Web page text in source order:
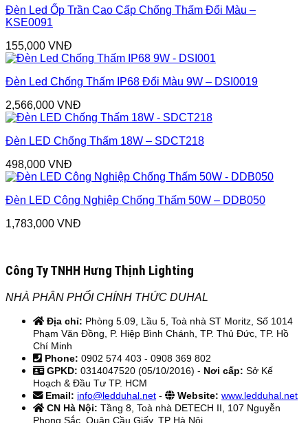
Đèn Led Ốp Trần Cao Cấp Chống Thấm Đổi Màu –
KSE0091
155,000 VNĐ
Đèn Led Chống Thấm IP68 Đổi Màu 9W – DSI0019
2,566,000 VNĐ
Đèn LED Chống Thấm 18W – SDCT218
498,000 VNĐ
Đèn LED Công Nghiệp Chống Thấm 50W – DDB050
1,783,000 VNĐ
Công Ty TNHH Hưng Thịnh Lighting
NHÀ PHÂN PHỐI CHÍNH THỨC DUHAL
Địa chỉ: Phòng 5.09, Lầu 5, Toà nhà ST Moritz, Số 1014
Phạm Văn Đồng, P. Hiệp Bình Chánh, TP. Thủ Đức, TP. Hồ
Chí Minh
Phone: 0902 574 403 - 0908 369 802
GPKD: 0314047520 (05/10/2016) - Nơi cấp: Sở Kế
Hoạch & Đầu Tư TP. HCM
Email: info@ledduhal.net - Website: www.ledduhal.net
CN Hà Nội: Tầng 8, Toà nhà DETECH II, 107 Nguyễn
Phong Sắc, Quận Cầu Giấy, TP Hà Nội